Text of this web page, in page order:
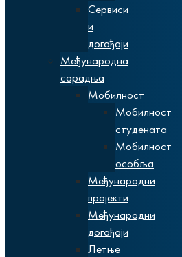
Сервиси
и
догађаји
Међународна
сарадња
Мобилност
Мобилност
студената
Мобилност
особља
Међународни
пројекти
Међународни
догађаји
Летње